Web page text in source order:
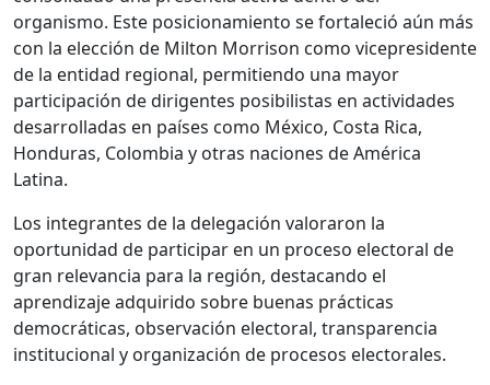
organismo. Este posicionamiento se fortaleció aún más
con la elección de Milton Morrison como vicepresidente
de la entidad regional, permitiendo una mayor
participación de dirigentes posibilistas en actividades
desarrolladas en países como México, Costa Rica,
Honduras, Colombia y otras naciones de América
Latina.
Los integrantes de la delegación valoraron la
oportunidad de participar en un proceso electoral de
gran relevancia para la región, destacando el
aprendizaje adquirido sobre buenas prácticas
democráticas, observación electoral, transparencia
institucional y organización de procesos electorales.